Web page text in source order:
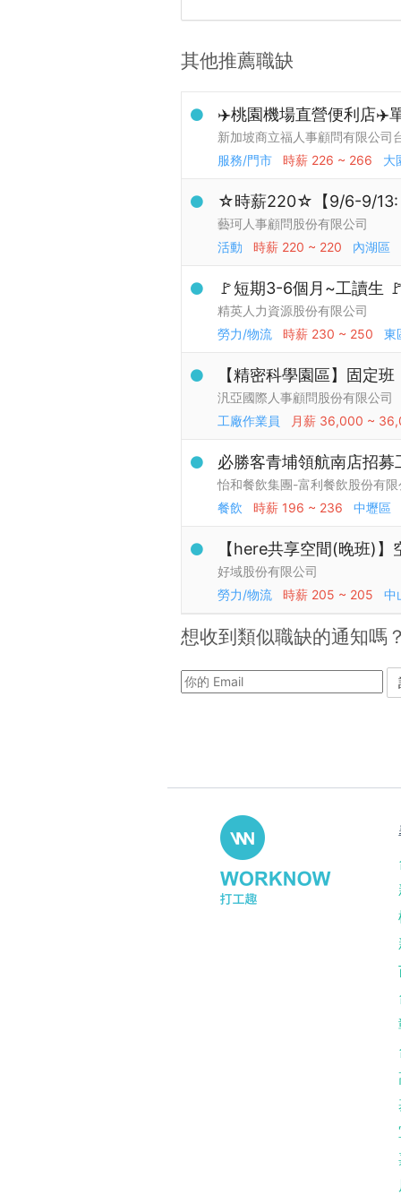
其他推薦職缺
✈️桃園機場直營便利店✈️
新加坡商立福人事顧問有限公司
服務/門市
時薪 226 ~ 266 大
☆時薪220☆【9/6-9/13:
藝珂人事顧問股份有限公司
活動
時薪 220 ~ 220 內湖區
🚩短期3-6個月~工讀生
精英人力資源股份有限公司
勞力/物流
時薪 230 ~ 250 東
【精密科學園區】固定
汎亞國際人事顧問股份有限公司
工廠作業員
月薪 36,000 ~
必勝客青埔領航南店招募
怡和餐飲集團-富利餐飲股份有
餐飲
時薪 196 ~ 236 中壢區
【here共享空間(晚班)】
好域股份有限公司
勞力/物流
時薪 205 ~ 205 中
想收到類似職缺的通知嗎